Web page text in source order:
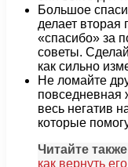
Большое
делает вторая
«спасибо» за
советы.
как сильно
Не ломайте
повседневная
весь негатив
которые
Читайте
как вернуть